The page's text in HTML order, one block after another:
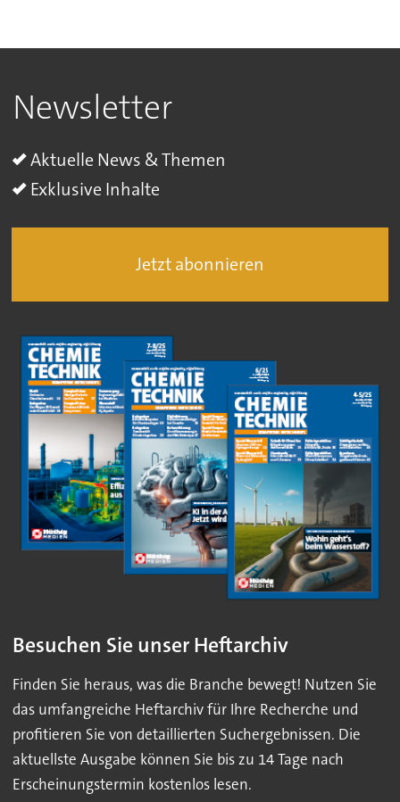
Newsletter
Aktuelle News & Themen
Exklusive Inhalte
Jetzt abonnieren
Besuchen Sie unser Heftarchiv
Finden Sie heraus, was die Branche bewegt! Nutzen Sie
das umfangreiche Heftarchiv für Ihre Recherche und
profitieren Sie von detaillierten Suchergebnissen. Die
aktuellste Ausgabe können Sie bis zu 14 Tage nach
Erscheinungstermin kostenlos lesen.